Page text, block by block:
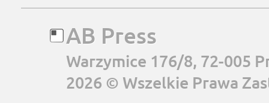
AB Press
Warzymice 176/8, 72-005
2026 © Wszelkie Prawa